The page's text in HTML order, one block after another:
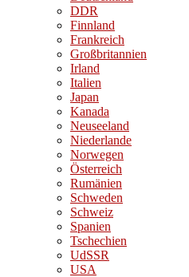
DDR
Finnland
Frankreich
Großbritannien
Irland
Italien
Japan
Kanada
Neuseeland
Niederlande
Norwegen
Österreich
Rumänien
Schweden
Schweiz
Spanien
Tschechien
UdSSR
USA